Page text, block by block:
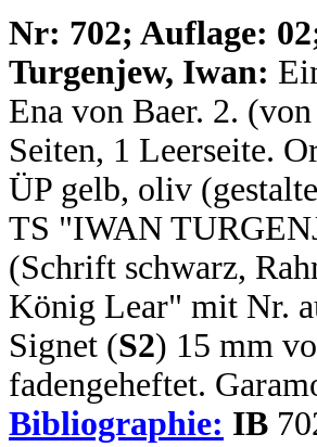
Nr: 702; Auflage:
Turgenjew, Iwan:
Ena von Baer. 2.
Seiten, 1 Leerseite.
ÜP gelb, oliv
TS "IWAN
(Schrift schwarz,
König Lear" mit Nr.
Signet (S2) 15 mm
fadengeheftet.
Bibliographie: IB